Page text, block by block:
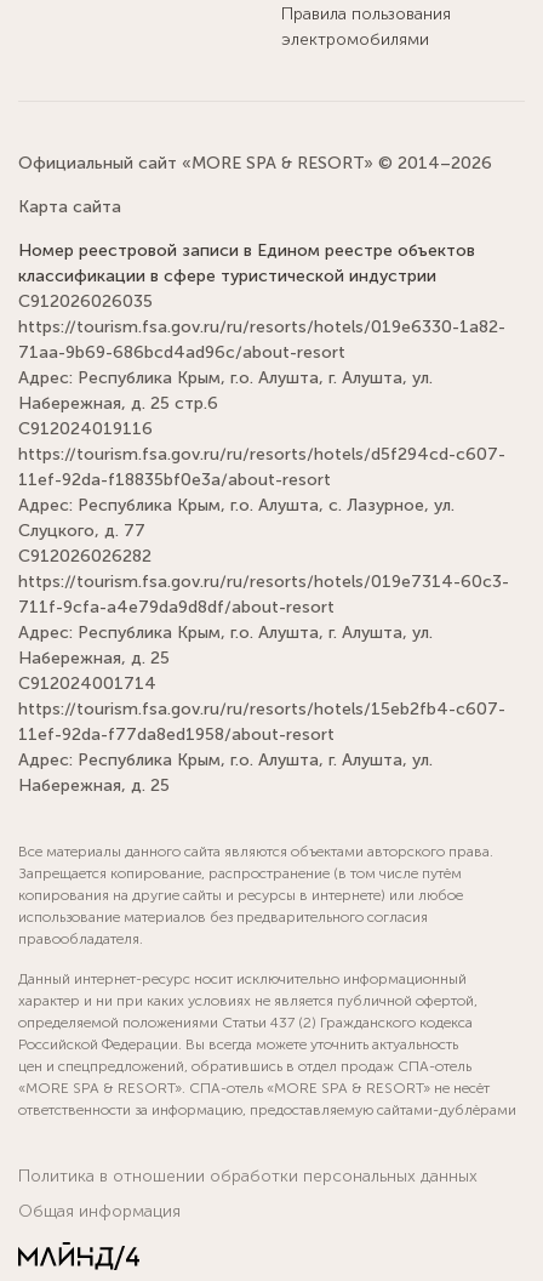
Правила пользования
электромобилями
Официальный сайт «MORE SPA & RESORT» © 2014–2026
Карта сайта
Номер реестровой записи в Едином реестре объектов
классификации в сфере туристической индустрии
С912026026035
https://tourism.fsa.gov.ru/ru/resorts/hotels/019e6330-1a82-
71aa-9b69-686bcd4ad96c/about-resort
Адрес: Республика Крым, г.о. Алушта, г. Алушта, ул.
Набережная, д. 25 стр.6
С912024019116
https://tourism.fsa.gov.ru/ru/resorts/hotels/d5f294cd-c607-
11ef-92da-f18835bf0e3a/about-resort
Адрес: Республика Крым, г.о. Алушта, с. Лазурное, ул.
Слуцкого, д. 77
С912026026282
https://tourism.fsa.gov.ru/ru/resorts/hotels/019e7314-60c3-
711f-9cfa-a4e79da9d8df/about-resort
Адрес: Республика Крым, г.о. Алушта, г. Алушта, ул.
Набережная, д. 25
С912024001714
https://tourism.fsa.gov.ru/ru/resorts/hotels/15eb2fb4-c607-
11ef-92da-f77da8ed1958/about-resort
Адрес: Республика Крым, г.о. Алушта, г. Алушта, ул.
Набережная, д. 25
Все материалы данного сайта являются объектами авторского права.
Запрещается копирование, распространение (в том числе путём
копирования на другие сайты и ресурсы в интернете) или любое
использование материалов без предварительного согласия
правообладателя.
Данный интернет-ресурс носит исключительно информационный
характер и ни при каких условиях не является публичной офертой,
определяемой положениями Статьи 437 (2) Гражданского кодекса
Российской Федерации. Вы всегда можете уточнить актуальность
цен и спецпредложений, обратившись в отдел продаж СПА-отель
«MORE SPA & RESORT». СПА-отель «MORE SPA & RESORT» не несёт
ответственности за информацию, предоставляемую сайтами-дублёрами
Политика в отношении обработки персональных данных
Общая информация